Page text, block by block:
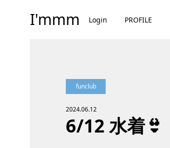
I'mmm Login PROFILE
funclub
2024.06.12
6/12 水着👙